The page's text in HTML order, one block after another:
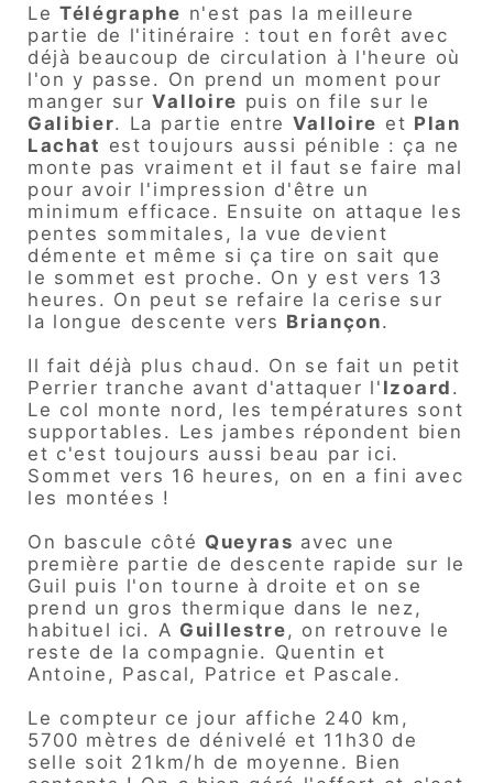
LeTélégraphe n'est pas la meilleure
partie de l'itinéraire : tout en forêt avec
déjà beaucoup de circulation à l'heure où
l'on y passe. On prend un moment pour
manger surValloire puis on file sur le
Galibier. La partie entre Valloire et Plan
Lachat est toujours aussi pénible : ça ne
monte pas vraiment et il faut se faire mal
pour avoir l'impression d'être un
minimum efficace. Ensuite on attaque les
pentes sommitales, la vue devient
démente et même si ça tire on sait que
le sommet est proche. On y est vers 13
heures. On peut se refaire la cerise sur
la longue descente vers Briançon.
Il fait déjà plus chaud. On se fait un petit
Perrier tranche avant d'attaquer l' Izoard .
Le col monte nord, les températures sont
supportables. Les jambes répondent bien
et c'est toujours aussi beau par ici.
Sommet vers 16 heures, on en a fini avec
les montées !
On bascule côté Queyras avec une
première partie de descente rapide sur le
Guil puis l'on tourne à droite et on se
prend un gros thermique dans le nez,
habituel ici. A Guillestre , on retrouve le
reste de la compagnie. Quentin et
Antoine, Pascal, Patrice et Pascale.
Le compteur ce jour affiche 240 km,
5700 mètres de dénivelé et 11h30 de
selle soit 21km/h de moyenne. Bien